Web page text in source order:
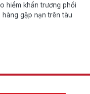
hiểm khẩn trương phối
gặp nạn trên tàu